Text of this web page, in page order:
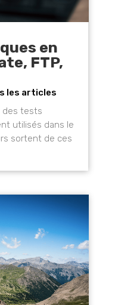
en
FTP,
les articles
des tests
utilisés dans le
sortent de ces